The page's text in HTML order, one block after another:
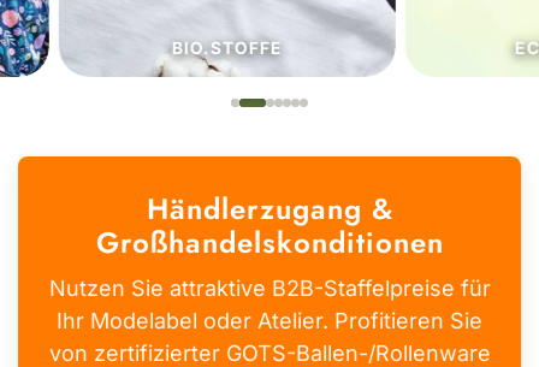
BIO.STOFFE
Händlerzugang &
Großhandelskonditionen
Nutzen Sie attraktive B2B-Staffelpreise für
Ihr Modelabel oder Atelier. Profitieren Sie
von zertifizierter GOTS-Ballen-/Rollenware